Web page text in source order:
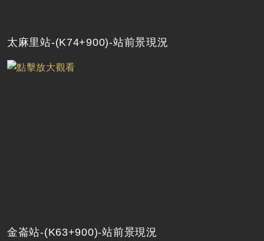
太麻里站-(K74+900)-站前景現況
金崙站-(K63+900)-站前景現況